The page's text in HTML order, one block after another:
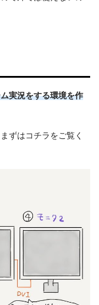
実況をする環境を作
ずはコチラをご覧く